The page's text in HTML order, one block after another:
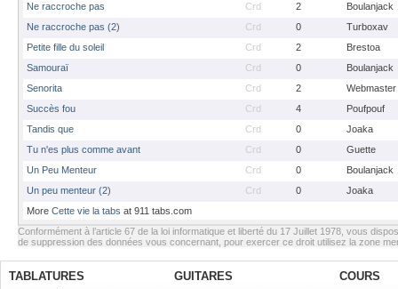
Ne raccroche pas
Crd 2
Boulanjack
Ne raccroche pas (2)
Crd 0
Turboxav
Petite fille du soleil
Crd 2
Brestoa
Samouraï
Crd 0
Boulanjack
Senorita
Crd 2
Webmaster
Succès fou
Crd 4
Poufpouf
Tandis que
Crd 0
Joaka
Tu n'es plus comme avant
Crd 0
Guette
Un Peu Menteur
Crd 0
Boulanjack
Un peu menteur (2)
Crd 0
Joaka
More Cette vie la tabs at 911 tabs.com
Conformément à l’article 67 de la loi informatique et liberté du 17 Juillet 1978, vous
de suppression des données vous concernant, pour exercer ce droit utilisez la zone
TABLATURES GUITARES COURS